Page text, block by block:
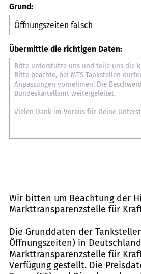
Grund:
Übermittle die richtigen Daten:
Wir bitten um Beachtung der
Markttransparenzstelle für
Die Grunddaten der
Öffnungszeiten) in
Markttransparenzstelle für
Verfügung gestellt. Die